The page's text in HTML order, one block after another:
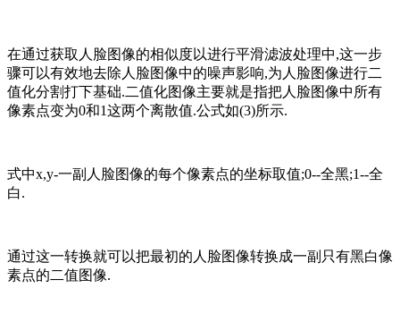
在通过获取人脸图像的相似度以进行平滑滤波处理中,这一步
骤可以有效地去除人脸图像中的噪声影响,为人脸图像进行二
值化分割打下基础.二值化图像主要就是指把人脸图像中所有
像素点变为0和1这两个离散值.公式如(3)所示.
式中x,y-一副人脸图像的每个像素点的坐标取值;0--全黑;1--全
白.
通过这一转换就可以把最初的人脸图像转换成一副只有黑白像
素点的二值图像.